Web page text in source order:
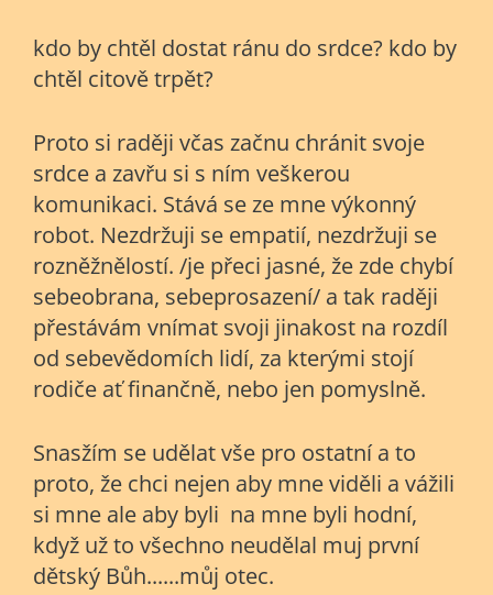
kdo by chtěl dostat ránu do srdce? kdo by
chtěl citově trpět?
Proto si raději včas začnu chránit svoje
srdce a zavřu si s ním veškerou
komunikaci. Stává se ze mne výkonný
robot. Nezdržuji se empatií, nezdržuji se
rozněžnělostí. /je přeci jasné, že zde chybí
sebeobrana, sebeprosazení/ a tak raději
přestávám vnímat svoji jinakost na rozdíl
od sebevědomích lidí, za kterými stojí
rodiče ať finančně, nebo jen pomyslně.
Snasžím se udělat vše pro ostatní a to
proto, že chci nejen aby mne viděli a vážili
si mne ale aby byli na mne byli hodní,
když už to všechno neudělal muj první
dětský Bůh......můj otec.